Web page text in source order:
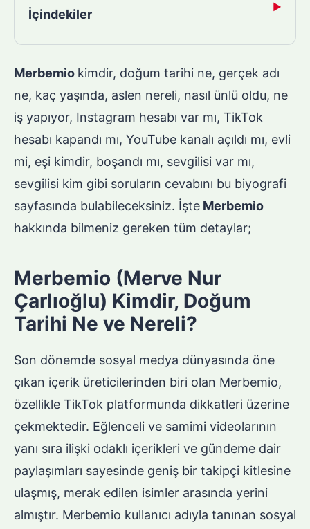
İçindekiler
▶
Merbemio kimdir, doğum tarihi ne, gerçek adı
ne, kaç yaşında, aslen nereli, nasıl ünlü oldu, ne
iş yapıyor, Instagram hesabı var mı, TikTok
hesabı kapandı mı, YouTube kanalı açıldı mı, evli
mi, eşi kimdir, boşandı mı, sevgilisi var mı,
sevgilisi kim gibi soruların cevabını bu biyografi
sayfasında bulabileceksiniz. İşte Merbemio
hakkında bilmeniz gereken tüm detaylar;
Merbemio (Merve Nur
Çarlıoğlu) Kimdir, Doğum
Tarihi Ne ve Nereli?
Son dönemde sosyal medya dünyasında öne
çıkan içerik üreticilerinden biri olan Merbemio,
özellikle TikTok platformunda dikkatleri üzerine
çekmektedir. Eğlenceli ve samimi videolarının
yanı sıra ilişki odaklı içerikleri ve gündeme dair
paylaşımları sayesinde geniş bir takipçi kitlesine
ulaşmış, merak edilen isimler arasında yerini
almıştır. Merbemio kullanıcı adıyla tanınan sosyal